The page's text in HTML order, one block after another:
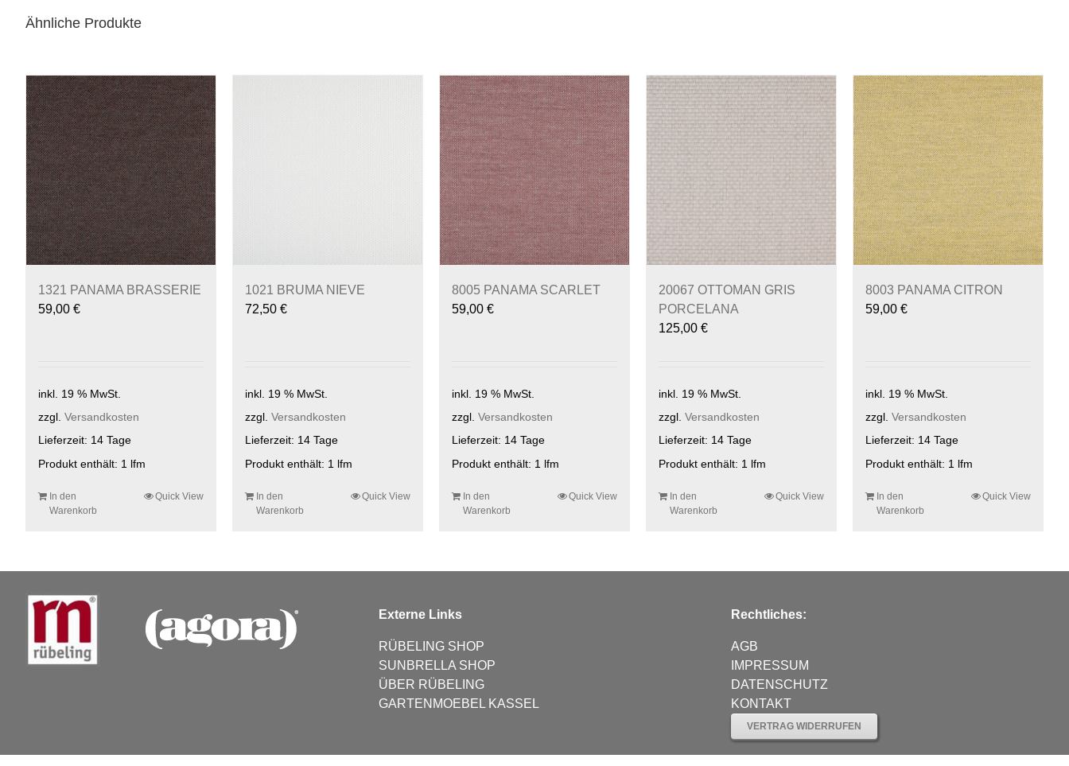
Ähnliche Produkte
1321 PANAMA BRASSERIE
59,00 €
inkl. 19 % MwSt.
zzgl. Versandkosten
Lieferzeit: 14 Tage
Produkt enthält: 1 lfm
In den
Warenkorb
Quick View
1021 BRUMA NIEVE
72,50 €
inkl. 19 % MwSt.
zzgl. Versandkosten
Lieferzeit: 14 Tage
Produkt enthält: 1 lfm
In den
Warenkorb
Quick View
8005 PANAMA SCARLET
59,00 €
inkl. 19 % MwSt.
zzgl. Versandkosten
Lieferzeit: 14 Tage
Produkt enthält: 1 lfm
In den
Warenkorb
Quick View
20067 OTTOMAN GRIS
PORCELANA
125,00 €
inkl. 19 % MwSt.
zzgl. Versandkosten
Lieferzeit: 14 Tage
Produkt enthält: 1 lfm
In den
Warenkorb
Quick View
8003 PANAMA CITRON
59,00 €
inkl. 19 % MwSt.
zzgl. Versandkosten
Lieferzeit: 14 Tage
Produkt enthält: 1 lfm
In den
Warenkorb
Quick View
Externe Links
RÜBELING SHOP
SUNBRELLA SHOP
ÜBER RÜBELING
GARTENMOEBEL KASSEL
Rechtliches:
AGB
IMPRESSUM
DATENSCHUTZ
KONTAKT
VERTRAG WIDERRUFEN